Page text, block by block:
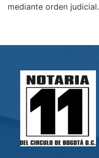
mediante orden judicial.